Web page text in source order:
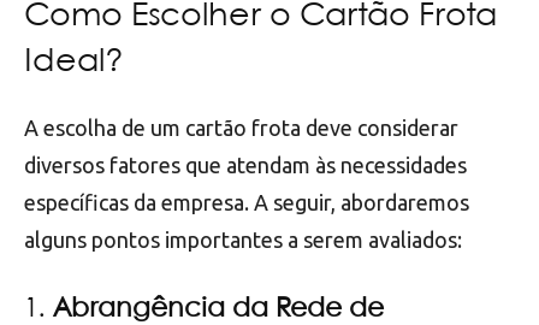
Como Escolher o Cartão Frota
Ideal?
A escolha de um cartão frota deve considerar
diversos fatores que atendam às necessidades
específicas da empresa. A seguir, abordaremos
alguns pontos importantes a serem avaliados:
1. Abrangência da Rede de